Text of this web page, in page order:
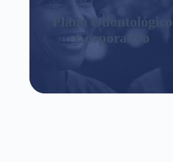
Plano Odontológico
Corporativo